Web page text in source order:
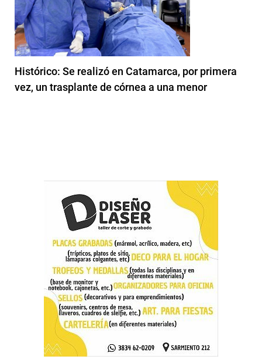
Histórico: Se realizó en Catamarca, por primera
vez, un trasplante de córnea a una menor